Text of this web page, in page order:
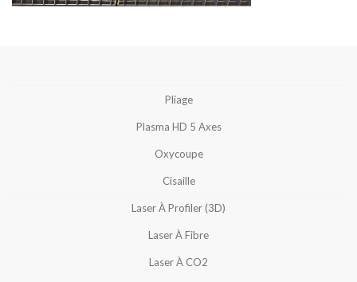
Pliage
Plasma HD 5 Axes
Oxycoupe
Cisaille
Laser À Profiler (3D)
Laser À Fibre
Laser À CO2